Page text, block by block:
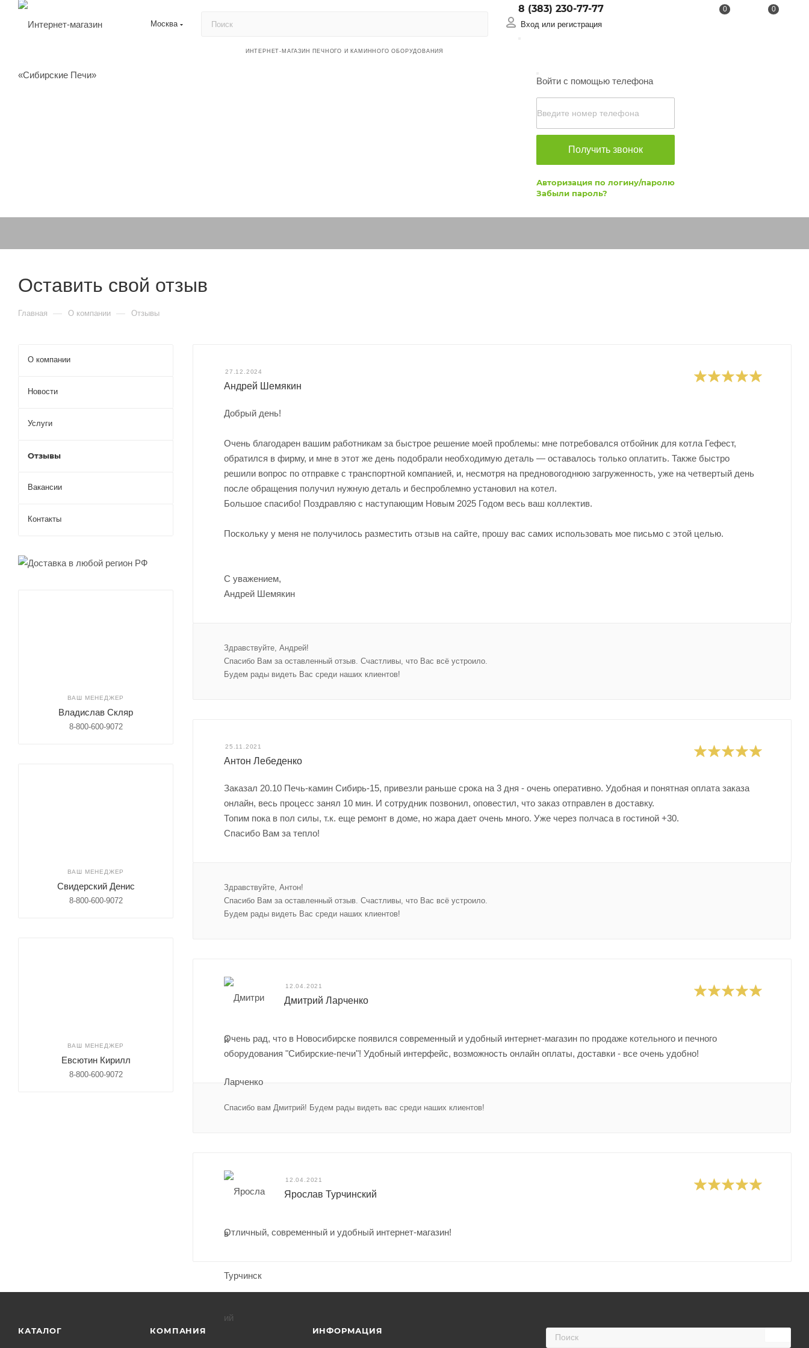
Москва
ИНТЕРНЕТ-МАГАЗИН ПЕЧНОГО И КАМИННОГО ОБОРУДОВАНИЯ
0 0
8 (383) 230-77-77
Вход или регистрация
Войти с помощью телефона
Получить звонок
Авторизация по логину/паролю
Забыли пароль?
Оставить свой отзыв
Главная — О компании — Отзывы
27.12.2024
Андрей Шемякин
Добрый день!
Очень благодарен вашим работникам за быстрое решение моей проблемы: мне потребовался отбойник для котла Гефест,
обратился в фирму, и мне в этот же день подобрали необходимую деталь — оставалось только оплатить. Также быстро
решили вопрос по отправке с транспортной компанией, и, несмотря на предновогоднюю загруженность, уже на четвертый день
после обращения получил нужную деталь и беспроблемно установил на котел.
Большое спасибо! Поздравляю с наступающим Новым 2025 Годом весь ваш коллектив.
Поскольку у меня не получилось разместить отзыв на сайте, прошу вас самих использовать мое письмо с этой целью.
С уважением,
Андрей Шемякин
Здравствуйте, Андрей!
Спасибо Вам за оставленный отзыв. Счастливы, что Вас всё устроило.
Будем рады видеть Вас среди наших клиентов!
25.11.2021
Антон Лебеденко
Заказал 20.10 Печь-камин Сибирь-15, привезли раньше срока на 3 дня - очень оперативно. Удобная и понятная оплата заказа
онлайн, весь процесс занял 10 мин. И сотрудник позвонил, оповестил, что заказ отправлен в доставку.
Топим пока в пол силы, т.к. еще ремонт в доме, но жара дает очень много. Уже через полчаса в гостиной +30.
Спасибо Вам за тепло!
Здравствуйте, Антон!
Спасибо Вам за оставленный отзыв. Счастливы, что Вас всё устроило.
Будем рады видеть Вас среди наших клиентов!
12.04.2021
Дмитрий Ларченко
Очень рад, что в Новосибирске появился современный и удобный интернет-магазин по продаже котельного и печного
оборудования "Сибирские-печи"! Удобный интерфейс, возможность онлайн оплаты, доставки - все очень удобно!
Спасибо вам Дмитрий! Будем рады видеть вас среди наших клиентов!
12.04.2021
Ярослав Турчинский
Отличный, современный и удобный интернет-магазин!
О компании
Новости
Услуги
Отзывы
Вакансии
Контакты
ВАШ МЕНЕДЖЕР
Владислав Скляр
8-800-600-9072
ВАШ МЕНЕДЖЕР
Свидерский Денис
8-800-600-9072
ВАШ МЕНЕДЖЕР
Евсютин Кирилл
8-800-600-9072
КАТАЛОГ КОМПАНИЯ ИНФОРМАЦИЯ